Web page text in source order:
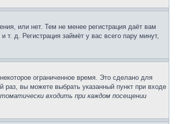
или нет. Тем не менее регистрация даёт вам
д. Регистрация займёт у вас всего пару минут,
ограниченное время. Это сделано для
раз, вы можете выбрать указанный пункт при входе
входить при каждом посещении